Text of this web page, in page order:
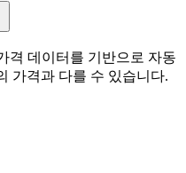
격 데이터를 기반으로 자동
가격과 다를 수 있습니다.